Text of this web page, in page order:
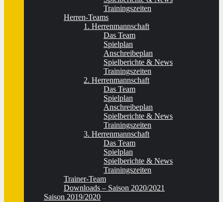
Trainingszeiten
Herren-Teams
1. Herrenmannschaft
Das Team
Spielplan
Anschreibeplan
Spielberichte & News
Trainingszeiten
2. Herrenmannschaft
Das Team
Spielplan
Anschreibeplan
Spielberichte & News
Trainingszeiten
3. Herrenmannschaft
Das Team
Spielplan
Spielberichte & News
Trainingszeiten
Trainer-Team
Downloads – Saison 2020/2021
Saison 2019/2020